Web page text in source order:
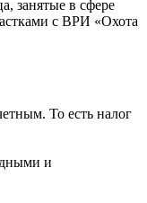
занятые в сфере
с ВРИ «Охота
То есть налог
и